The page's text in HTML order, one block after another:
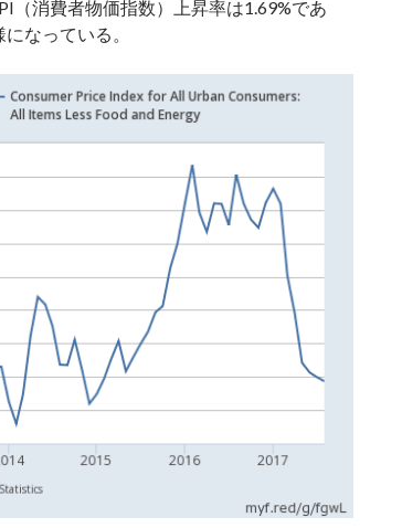
（消費者物価指数）上昇率は1.69%であ
なっている。